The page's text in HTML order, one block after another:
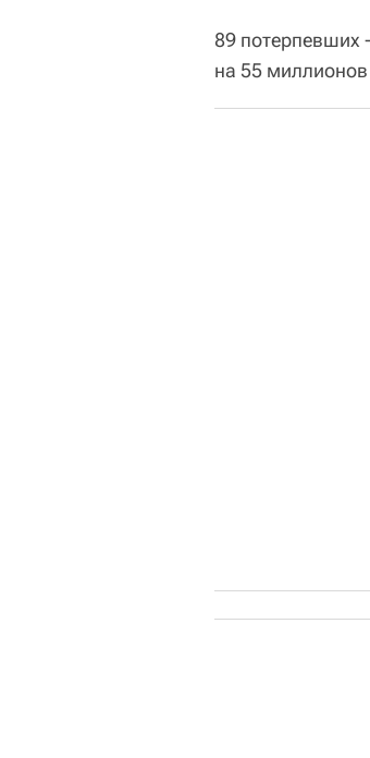
89 потерпевших
на 55 миллионов